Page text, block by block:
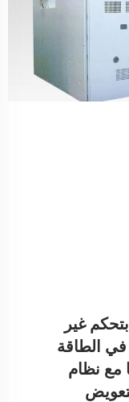
غير
الطاقة
مع نظام